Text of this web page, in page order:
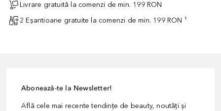
Livrare gratuită la comenzi de min. 199 RON
2 Eșantioane gratuite la comenzi de min. 199 RON ¹
Abonează-te la Newsletter!
Află cele mai recente tendințe de beauty, noutăți și